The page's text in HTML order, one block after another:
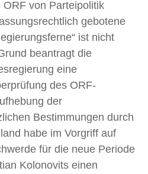
von Parteipolitik
gebotene
ist nicht
beantragt die
eine
des ORF-
der
Bestimmungen durch
habe im Vorgriff auf
für die neue Periode
Kolonovits einen